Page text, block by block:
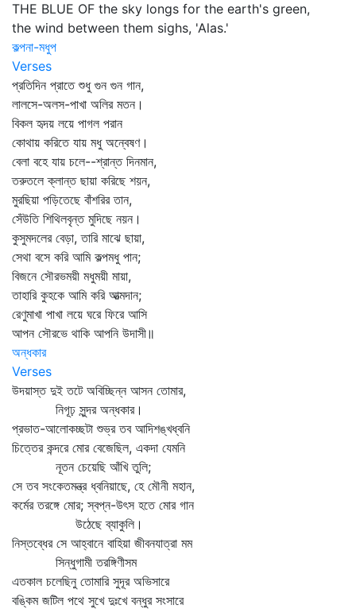
THE BLUE OF the sky longs for the earth's green,
the wind between them sighs, 'Alas.'
কল্পনা-মধুপ
Verses
প্রতিদিন প্রাতে শুধু গুন গুন গান,
লালসে-অলস-পাখা অলির মতন।
বিকল হৃদয় লয়ে পাগল পরান
কোথায় করিতে যায় মধু অন্বেষণ।
বেলা বহে যায় চলে--শ্রান্ত দিনমান,
তরুতলে ক্লান্ত ছায়া করিছে শয়ন,
মুরছিয়া পড়িতেছে বাঁশরির তান,
সেঁউতি শিথিলবৃন্ত মুদিছে নয়ন।
কুসুমদলের বেড়া, তারি মাঝে ছায়া,
সেথা বসে করি আমি কল্পমধু পান;
বিজনে সৌরভময়ী মধুময়ী মায়া,
তাহারি কুহকে আমি করি আত্মদান;
রেণুমাখা পাখা লয়ে ঘরে ফিরে আসি
আপন সৌরভে থাকি আপনি উদাসী॥
অন্ধকার
Verses
উদয়াস্ত দুই তটে অবিচ্ছিন্ন আসন তোমার,
নিগূঢ় সুন্দর অন্ধকার।
প্রভাত-আলোকচ্ছটা শুভ্র তব আদিশঙ্খধ্বনি
চিত্তের কন্দরে মোর বেজেছিল, একদা যেমনি
নূতন চেয়েছি আঁখি তুলি;
সে তব সংকেতমন্ত্র ধ্বনিয়াছে, হে মৌনী মহান,
কর্মের তরঙ্গে মোর; স্বপ্ন-উৎস হতে মোর গান
উঠেছে ব্যাকুলি।
নিস্তব্ধের সে আহ্বানে বাহিয়া জীবনযাত্রা মম
সিন্ধুগামী তরঙ্গিণীসম
এতকাল চলেছিনু তোমারি সুদূর অভিসারে
বঙ্কিম জটিল পথে সুখে দুঃখে বন্ধুর সংসারে